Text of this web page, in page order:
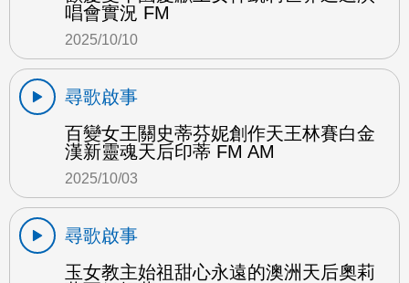
唱會實況 FM
2025/10/10
尋歌啟事
百變女王關史蒂芬妮創作天王林賽白金
漢新靈魂天后印蒂 FM AM
2025/10/03
尋歌啟事
玉女教主始祖甜心永遠的澳洲天后奧莉